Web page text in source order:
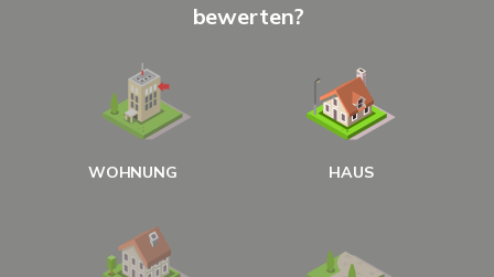
bewerten?
WOHNUNG HAUS